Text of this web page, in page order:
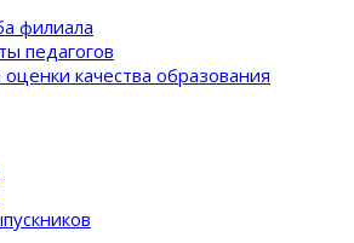
филиала
педагогов
качества образования